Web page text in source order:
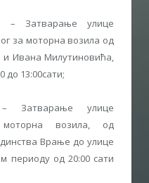
– Затварање улице
за моторна возила од
и Ивана Милутиновића,
до 13:00сати;
– Затварање улице
возила, од
Врање до улице
периоду од 20:00 сати